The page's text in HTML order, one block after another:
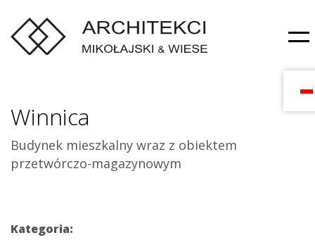
Winnica
Budynek mieszkalny wraz z obiektem
przetwórczo-magazynowym
Kategoria: